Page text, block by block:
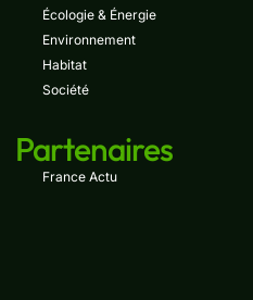
Écologie & Énergie
Environnement
Habitat
Société
Partenaires
France Actu